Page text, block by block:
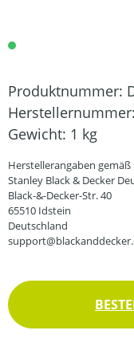
Produktnummer:
Herstellernummer:
Gewicht: 1 kg
Herstellerangaben
Stanley Black & Decker
Black-&-Decker-Str. 40
65510 Idstein
Deutschland